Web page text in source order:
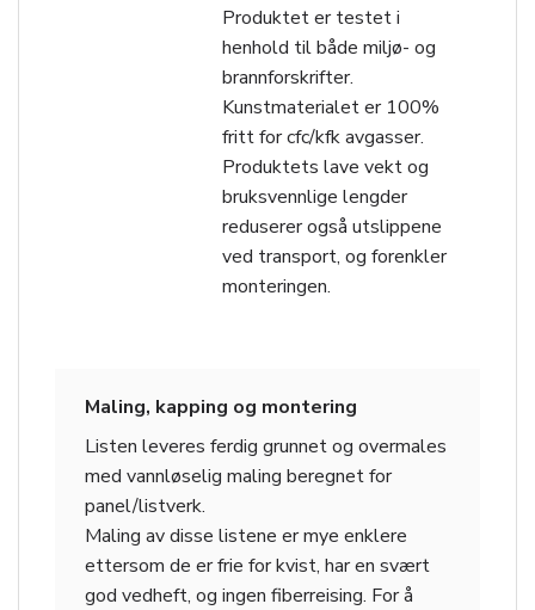
Produktet er testet i
henhold til både miljø- og
brannforskrifter.
Kunstmaterialet er 100%
fritt for cfc/kfk avgasser.
Produktets lave vekt og
bruksvennlige lengder
reduserer også utslippene
ved transport, og forenkler
monteringen.
Maling, kapping og montering
Listen leveres ferdig grunnet og overmales
med vannløselig maling beregnet for
panel/listverk.
Maling av disse listene er mye enklere
ettersom de er frie for kvist, har en svært
god vedheft, og ingen fiberreising. For å